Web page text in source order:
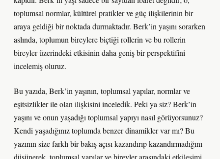
toplumsal normlar, kültürel pratikler ve güç ilişkilerinin bir
araya geldiği bir noktada durmaktadır. Berk’in yaşını sorarken
aslında, toplumun bireylere biçtiği rollerin ve bu rollerin
bireyler üzerindeki etkisinin daha geniş bir perspektifini
incelemiş oluruz.
Bu yazıda, Berk’in yaşının, toplumsal yapılar, normlar ve
eşitsizlikler ile olan ilişkisini inceledik. Peki ya siz? Berk’in
yaşını ve onun yaşadığı toplumsal yapıyı nasıl görüyorsunuz?
Kendi yaşadığınız toplumda benzer dinamikler var mı? Bu
yazının size farklı bir bakış açısı kazandırıp kazandırmadığını
düşünerek, toplumsal yapılar ve bireyler arasındaki etkileşimi